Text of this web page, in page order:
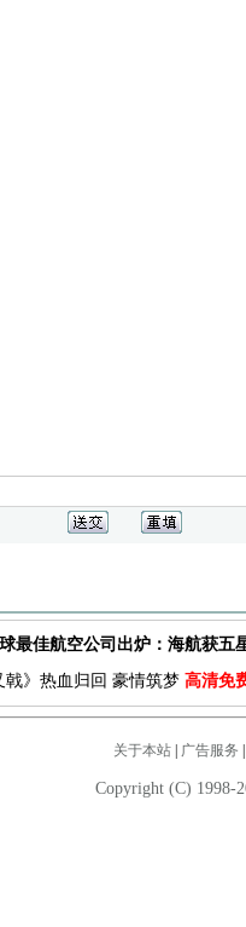
球最佳航空公司出炉：海航获五
》热血归回 豪情筑梦 高清免
关于本站| 广告服务
Copyright (C) 1998-